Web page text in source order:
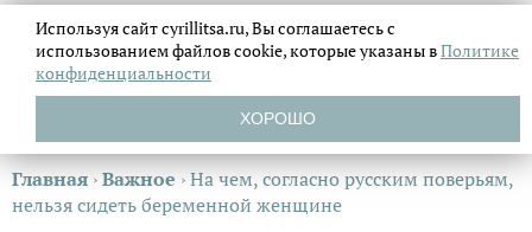
Главная ›Важное ›На чем, согласно русским поверьям,
нельзя сидеть беременной женщине
Используя сайт cyrillitsa.ru, Вы соглашаетесь с
использованием файловcookie, которые указаны вПолитике
конфиденциальности
ХОРОШО